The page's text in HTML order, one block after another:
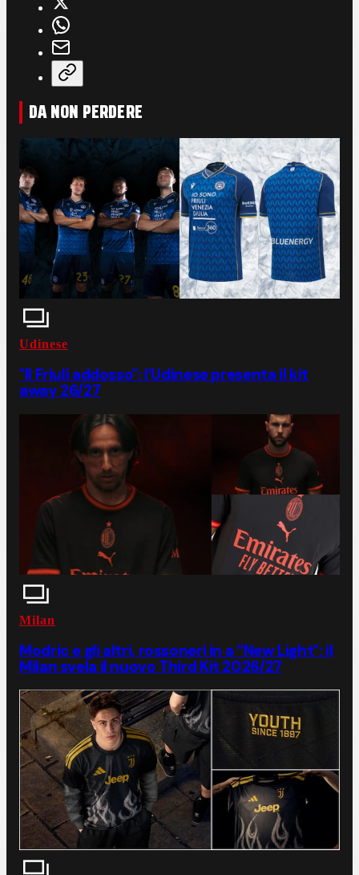
DA NON PERDERE
Udinese
"Il Friuli addosso": l'Udinese presenta il kit
away 26/27
Milan
Modric e gli altri, rossoneri in a “New Light": il
Milan svela il nuovo Third Kit 2026/27